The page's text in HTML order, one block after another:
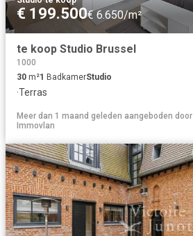
€ 199.500€ 6.650/m²
te koop Studio Brussel
1000
30 m²1 BadkamerStudio
·Terras
Meer dan 1 maand geleden aangeboden door
Immovlan